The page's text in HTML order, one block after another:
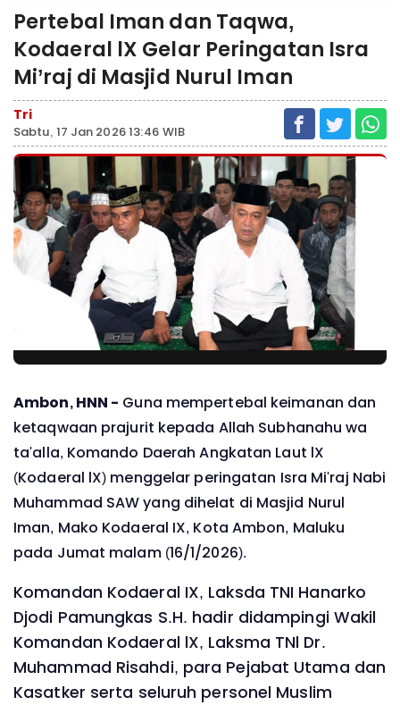
Pertebal Iman dan Taqwa,
Kodaeral lX Gelar Peringatan Isra
Mi’raj di Masjid Nurul Iman
Tri
Sabtu, 17 Jan 2026 13:46 WIB
Ambon, HNN - Guna mempertebal keimanan dan
ketaqwaan prajurit kepada Allah Subhanahu wa
ta'alla, Komando Daerah Angkatan Laut lX
(Kodaeral lX) menggelar peringatan Isra Mi'raj Nabi
Muhammad SAW yang dihelat di Masjid Nurul
Iman, Mako Kodaeral IX, Kota Ambon, Maluku
pada Jumat malam (16/1/2026).
Komandan Kodaeral IX, Laksda TNI Hanarko
Djodi Pamungkas S.H. hadir didampingi Wakil
Komandan Kodaeral lX, Laksma TNl Dr.
Muhammad Risahdi, para Pejabat Utama dan
Kasatker serta seluruh personel Muslim